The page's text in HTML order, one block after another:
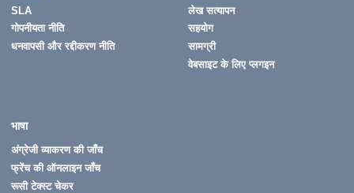
SLA
गोपनीयता नीति
धनवापसी और रद्दीकरण नीति
लेख सत्यापन
सहयोग
सामग्री
वेबसाइट के लिए प्लगइन
भाषा
अंग्रेजी व्याकरण की जाँच
फ्रेंच की ऑनलाइन जाँच
रूसी टेक्स्ट चेकर